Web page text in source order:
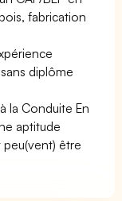
fabrication
diplôme
la Conduite En
aptitude
être